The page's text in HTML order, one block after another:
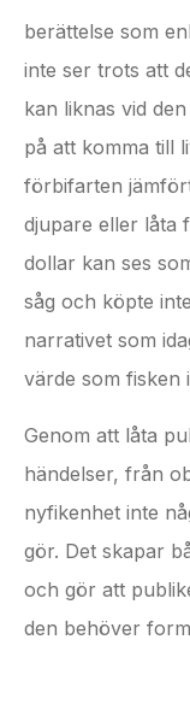
berättelse som
inte ser trots att
kan liknas vid
på att komma till
förbifarten
djupare eller låta
dollar kan ses
såg och köpte
narrativet som
värde som fisken
Genom att låta
händelser, från
nyfikenhet inte
gör. Det skapar
och gör att
den behöver